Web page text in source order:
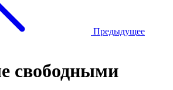
Предыдущее
свободными